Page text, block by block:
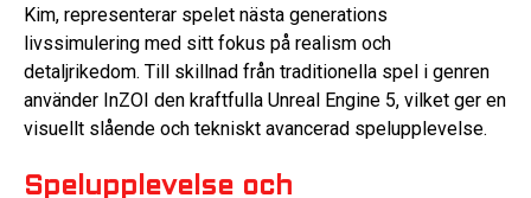
Kim, representerar spelet nästa generations
livssimulering med sitt fokus på realism och
detaljrikedom. Till skillnad från traditionella spel i genren
använder InZOI den kraftfulla Unreal Engine 5, vilket ger en
visuellt slående och tekniskt avancerad spelupplevelse.
Spelupplevelse och